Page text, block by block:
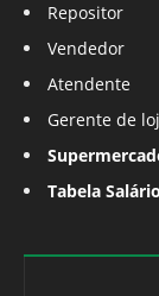
Repositor
Vendedor
Atendente
Gerente de
Tabela